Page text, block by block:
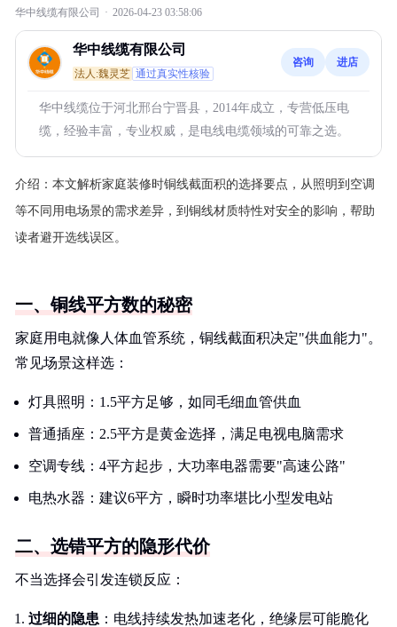
华中线缆有限公司 · 2026-04-23 03:58:06
华中线缆有限公司
法人:魏灵芝 通过真实性核验
咨询 进店
华中线缆位于河北邢台宁晋县，2014年成立，专营低压电
缆，经验丰富，专业权威，是电线电缆领域的可靠之选。
介绍： 本文解析家庭装修时铜线截面积的选择要点，从照明到空调
等不同用电场景的需求差异，到铜线材质特性对安全的影响，帮助
读者避开选线误区。
一、铜线平方数的秘密
家庭用电就像人体血管系统，铜线截面积决定"供血能力"。
常见场景这样选：
灯具照明：1.5平方足够，如同毛细血管供血
普通插座：2.5平方是黄金选择，满足电视电脑需求
空调专线：4平方起步，大功率电器需要"高速公路"
电热水器：建议6平方，瞬时功率堪比小型发电站
二、选错平方的隐形代价
不当选择会引发连锁反应：
过细的隐患 ：电线持续发热加速老化，绝缘层可能脆化